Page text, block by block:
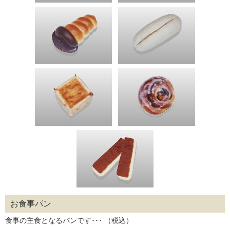
お食事パン
食事の主食となるパンです･･･ （税込）